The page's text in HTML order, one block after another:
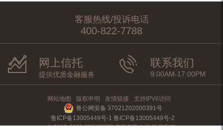
客服热线/投诉电话
400-822-7788
网上信托
提供优质金融服务
联系我们
9:00AM-17:00PM
网站地图 版权申明 友情链接
支持IPV6访问
鲁公网安备 37021202000391号
鲁ICP备13005449号-1 鲁ICP备13005449号-2
© 2012-2021 陆家嘴国际信托有限公司 版权所有